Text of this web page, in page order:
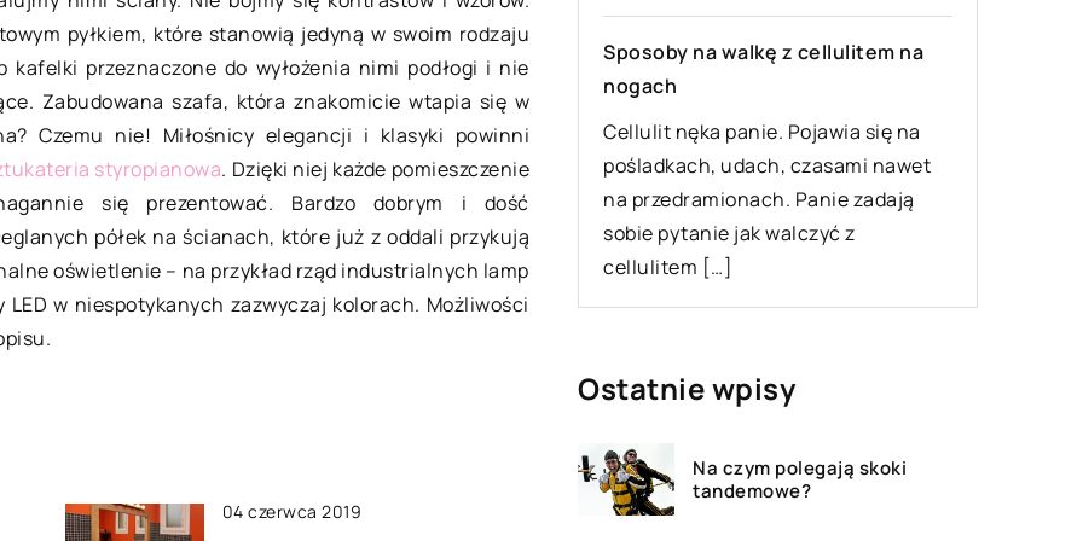
pyłkiem, które stanowią jedyną w swoim rodzaju
przeznaczone do wyłożenia nimi podłogi i nie
Zabudowana szafa, która znakomicie wtapia się w
Czemu nie! Miłośnicy elegancji i klasyki powinni
styropianowa. Dzięki niej każde pomieszczenie
się prezentować. Bardzo dobrym i dość
półek na ścianach, które już z oddali przykują
oświetlenie – na przykład rząd industrialnych lamp
w niespotykanych zazwyczaj kolorach. Możliwości
04 czerwca 2019
dbaniu o swoje
swojego
[…]
Jak wybrać właściwe okulary?
Prawidłowe widzenie Najważniejszą
kwestią, na jaką należy zwrócić
uwagę podczas wyboru okularów,
jest jakość widzenia. Okulistyka to
dziedzina medycyny, która […]
Sposoby na walkę z cellulitem na
nogach
Cellulit nęka panie. Pojawia się na
pośladkach, udach, czasami nawet
na przedramionach. Panie zadają
sobie pytanie jak walczyć z
cellulitem […]
Ostatnie wpisy
Na czym polegają skoki
tandemowe?